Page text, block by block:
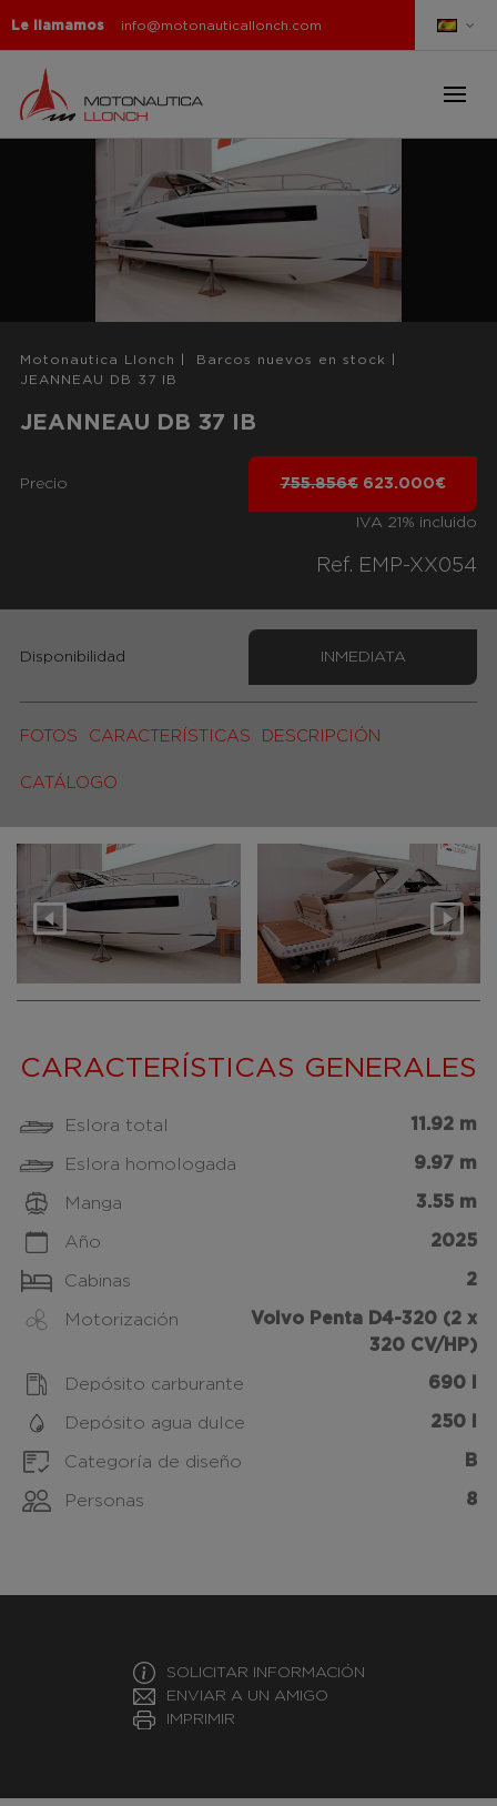
Le llamamos info@motonauticallonch.com
Motonautica Llonch Barcos nuevos en stock
JEANNEAU DB 37 IB
JEANNEAU DB 37 IB
Precio 755.856€ 623.000€
IVA 21% incluido
Ref. EMP-XX054
FOTOS CARACTERÍSTICAS DESCRIPCIÓN
CATÁLOGO
Disponibilidad INMEDIATA
CARACTERÍSTICAS GENERALES
Eslora total 11.92 m
Eslora homologada 9.97 m
Manga 3.55 m
Año 2025
Cabinas 2
Motorización
Volvo Penta D4-320 (2 x
320 CV/HP)
Depósito carburante 690 l
Depósito agua dulce 250 l
Categoría de diseño B
Personas 8
SOLICITAR INFORMACIÓN
ENVIAR A UN AMIGO
IMPRIMIR